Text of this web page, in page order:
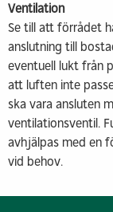
Ventilation
Se till att förrådet
anslutning till
eventuell lukt från
att luften inte
ska vara ansluten
ventilationsventil.
avhjälpas med en
vid behov.